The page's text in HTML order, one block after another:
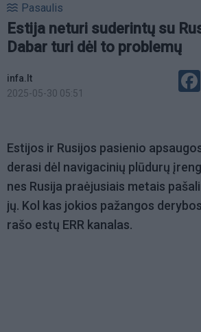
Pasaulis
Estija neturi suderintų su
Dabar turi dėl to problemų
infa.lt
2025-05-30 05:51
Estijos ir Rusijos pasienio
derasi dėl navigacinių plūdurų
nes Rusija praėjusiais metais
jų. Kol kas jokios pažangos
rašo estų ERR kanalas.